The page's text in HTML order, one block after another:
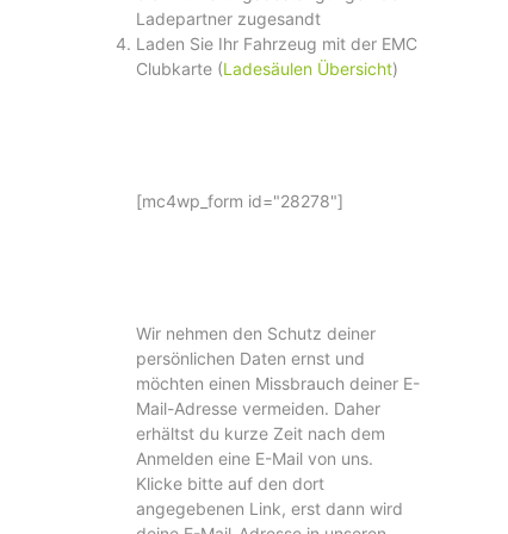
Ladepartner zugesandt
Laden Sie Ihr Fahrzeug mit der EMC
Clubkarte (Ladesäulen Übersicht)
[mc4wp_form id="28278"]
Wir nehmen den Schutz deiner
persönlichen Daten ernst und
möchten einen Missbrauch deiner E-
Mail-Adresse vermeiden. Daher
erhältst du kurze Zeit nach dem
Anmelden eine E-Mail von uns.
Klicke bitte auf den dort
angegebenen Link, erst dann wird